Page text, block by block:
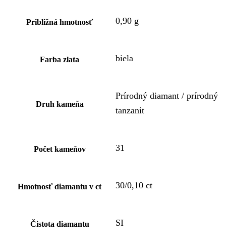
Približná hmotnosť 0,90 g
Farba zlata biela
Druh kameňa
Prírodný diamant / prírodný
tanzanit
Počet kameňov 31
Hmotnosť diamantu v ct 30/0,10 ct
Čistota diamantu SI